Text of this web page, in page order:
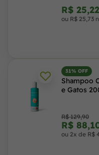
R$ 25,22
ou R$ 25,73
31% OFF
Shampoo
e Gatos
R$ 129,90
R$
ou 2x de R$